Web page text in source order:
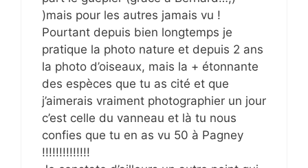
)mais pour les autres jamais vu !
Pourtant depuis bien longtemps je
pratique la photo nature et depuis 2 ans
la photo d’oiseaux, mais la + étonnante
des espèces que tu as cité et que
j’aimerais vraiment photographier un jour
c’est celle du vanneau et là tu nous
confies que tu en as vu 50 à Pagney
!!!!!!!!!!!!!!